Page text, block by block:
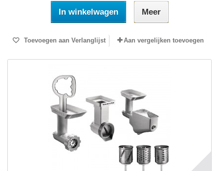
In winkelwagen Meer
Toevoegen aan Verlanglijst Aan vergelijken toevoegen